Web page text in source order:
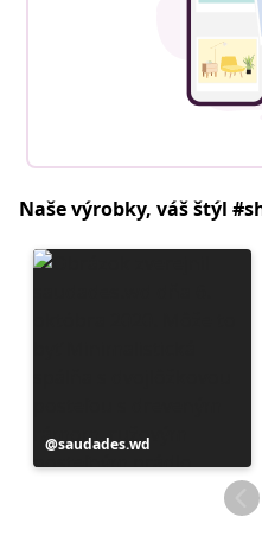
Naše výrobky, váš štýl
Príspevok
zverejnil
saudades.wd